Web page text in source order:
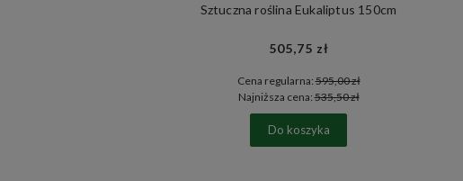
Sztuczna roślina Eukaliptus 150cm
505,75 zł
Cena regularna:595,00 zł
Najniższa cena:535,50 zł
Do koszyka